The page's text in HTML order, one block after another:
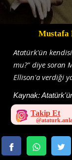
Mustafa
Atatürk'ün
mu?" diye soran
Ellison'a verdiği
Kaynak:
Takip Et